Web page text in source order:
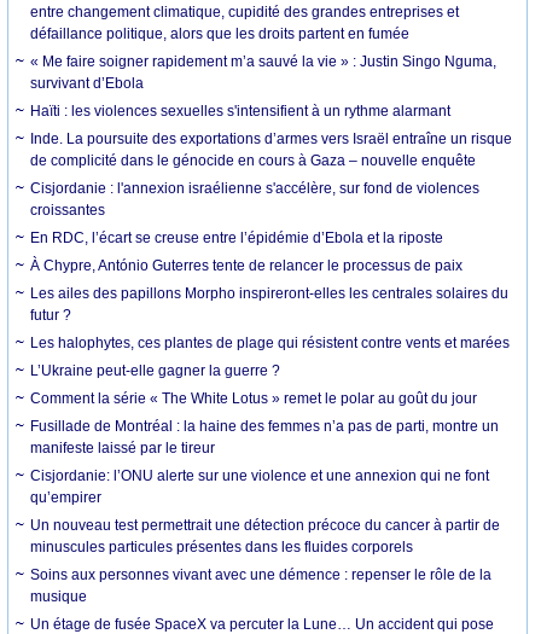
entre changement climatique, cupidité des grandes entreprises et
défaillance politique, alors que les droits partent en fumée
« Me faire soigner rapidement m’a sauvé la vie » : Justin Singo Nguma,
survivant d’Ebola
Haïti : les violences sexuelles s'intensifient à un rythme alarmant
Inde. La poursuite des exportations d’armes vers Israël entraîne un risque
de complicité dans le génocide en cours à Gaza – nouvelle enquête
Cisjordanie : l'annexion israélienne s'accélère, sur fond de violences
croissantes
En RDC, l’écart se creuse entre l’épidémie d’Ebola et la riposte
À Chypre, António Guterres tente de relancer le processus de paix
Les ailes des papillons Morpho inspireront-elles les centrales solaires du
futur ?
Les halophytes, ces plantes de plage qui résistent contre vents et marées
L’Ukraine peut-elle gagner la guerre ?
Comment la série « The White Lotus » remet le polar au goût du jour
Fusillade de Montréal : la haine des femmes n’a pas de parti, montre un
manifeste laissé par le tireur
Cisjordanie: l’ONU alerte sur une violence et une annexion qui ne font
qu’empirer
Un nouveau test permettrait une détection précoce du cancer à partir de
minuscules particules présentes dans les fluides corporels
Soins aux personnes vivant avec une démence : repenser le rôle de la
musique
Un étage de fusée SpaceX va percuter la Lune… Un accident qui pose